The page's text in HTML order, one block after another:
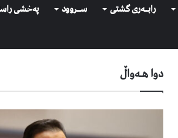
رابــه‌ری گشتی ســروود په‌خشی
دوا هـه‌واڵ